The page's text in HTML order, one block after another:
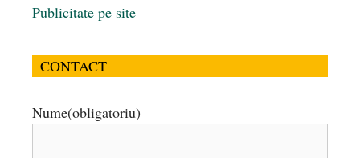
Publicitate pe site
CONTACT
Nume(obligatoriu)